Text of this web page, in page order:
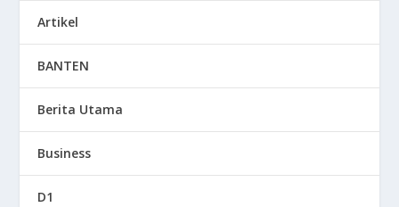
Artikel
BANTEN
Berita Utama
Business
D1